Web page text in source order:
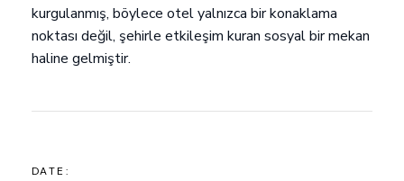
kurgulanmış, böylece otel yalnızca bir konaklama
noktası değil, şehirle etkileşim kuran sosyal bir mekan
haline gelmiştir.
DATE: